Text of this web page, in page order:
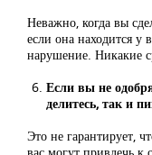
Неважно, когда вы
если она находится у
нарушение. Никакие
Если вы не
делитесь, так и
Это не гарантирует,